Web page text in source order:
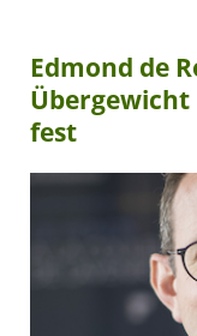
Edmond de
fest